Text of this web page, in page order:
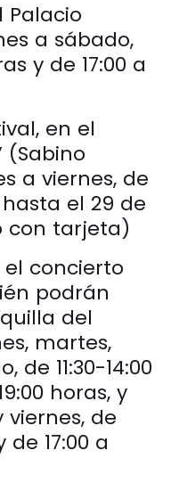
Palacio
a sábado,
y de 17:00 a
en el
(Sabino
a viernes, de
hasta el 29 de
con tarjeta)
concierto
podrán
del
martes,
de 11:30-14:00
horas, y
viernes, de
de 17:00 a